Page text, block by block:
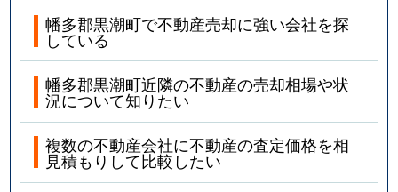
幡多郡黒潮町で不動産売却に強い会社を探
している
幡多郡黒潮町近隣の不動産の売却相場や状
況について知りたい
複数の不動産会社に不動産の査定価格を相
見積もりして比較したい